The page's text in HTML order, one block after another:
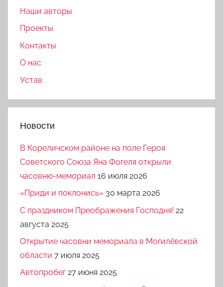
Наши авторы
Проекты
Контакты
О нас
Устав
Новости
В Кореличском районе на поле Героя
Советского Союза Яна Фогеля открыли
часовню-мемориал 16 июля 2026
«Приди и поклонись» 30 марта 2026
C праздником Преображения Господня! 22
августа 2025
Открытие часовни мемориала в Могилёвской
области 7 июля 2025
Автопробег 27 июня 2025